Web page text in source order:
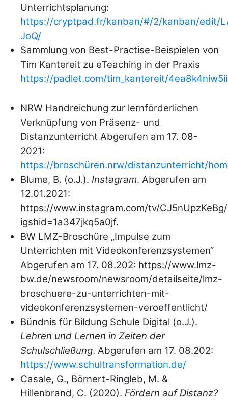
Unterrichtsplanung:
https://cryptpad.fr/kanban/#/2/kanban/edit/
JoQ/
Sammlung von Best-Practise-Beispielen von
Tim Kantereit zu eTeaching in der Praxis
https://padlet.com/tim_kantereit/
NRW Handreichung zur lernförderlichen
Verknüpfung von Präsenz- und
Distanzunterricht Abgerufen am 17. 08-
2021:
https://broschüren.nrw/distanzunterricht/
Blume, B. (o.J.). Instagram. Abgerufen am
12.01.2021:
https://www.instagram.com/tv/
igshid=1a347jkq5a0jf.
BW LMZ-Broschüre „Impulse zum
Unterrichten mit Videokonferenzsystemen“
Abgerufen am 17. 08.202: https://www.lmz-
bw.de/newsroom/newsroom/detailseite/lmz-
broschuere-zu-unterrichten-mit-
videokonferenzsystemen-veroeffentlicht/
Bündnis für Bildung Schule Digital (o.J.).
Lehren und Lernen in Zeiten der
Schulschließung. Abgerufen am 17. 08.202:
https://www.schultransformation.de/
Casale, G., Börnert-Ringleb, M. &
Hillenbrand, C. (2020). Fördern auf Distanz?